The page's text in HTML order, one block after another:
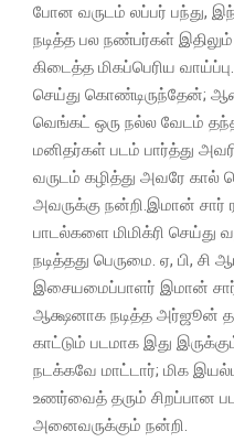
போன வருடம் லப்பர் பந்து,
நடித்த பல நண்பர்கள்
கிடைத்த மிகப்பெரிய
செய்து கொண்டிருந்தேன்;
வெங்கட் ஒரு நல்ல வேடம்
மனிதர்கள் படம் பார்த்து
வருடம் கழித்து அவரே கால்
அவருக்கு நன்றி.இமான்
பாடல்களை மிமிக்ரி
நடித்தது பெருமை. ஏ, பி,
இசையமைப்பாளர் இமான்
ஆக்ஷனாக நடித்த அர்ஜூன்
காட்டும் படமாக இது
நடக்கவே மாட்டார்; மிக
உணர்வைத் தரும் சிறப்பான
அனைவருக்கும் நன்றி.